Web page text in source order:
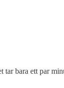
bara ett par